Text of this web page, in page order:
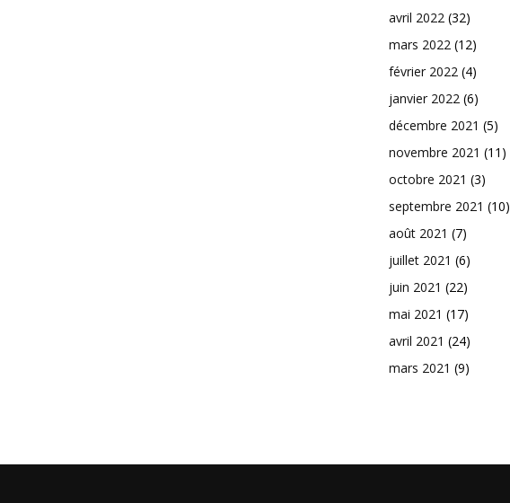
avril 2022 (32)
mars 2022 (12)
février 2022 (4)
janvier 2022 (6)
décembre 2021 (5)
novembre 2021 (11)
octobre 2021 (3)
septembre 2021 (10)
août 2021 (7)
juillet 2021 (6)
juin 2021 (22)
mai 2021 (17)
avril 2021 (24)
mars 2021 (9)